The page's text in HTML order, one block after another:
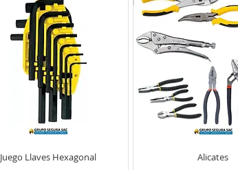
Juego Llaves Hexagonal Alicates